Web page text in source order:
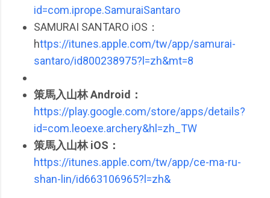
id=com.iprope.SamuraiSantaro
SAMURAI SANTARO iOS：
https://itunes.apple.com/tw/app/samurai-
santaro/id800238975?l=zh&mt=8
策馬入山林 Android：
https://play.google.com/store/apps/details?
id=com.leoexe.archery&hl=zh_TW
策馬入山林 iOS：
https://itunes.apple.com/tw/app/ce-ma-ru-
shan-lin/id663106965?l=zh&